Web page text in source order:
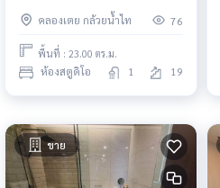
อโศก / ห้องสตูดิโอ (ให้เช่า) NES015
คลองเตย กล้วยน้ำไท
76
พื้นที่ : 23.00 ตร.ม.
ห้องสตูดิโอ 1 19
ขาย